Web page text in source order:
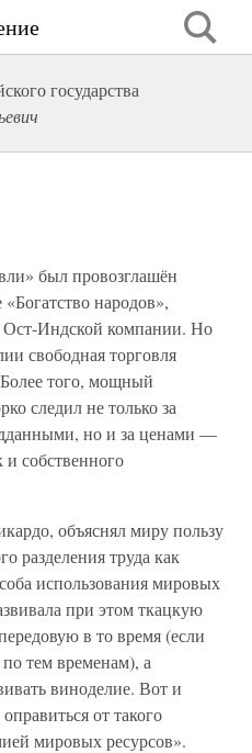
государства
был провозглашён
народов»,
Ост-Индской компании. Но
свободная торговля
Более того, мощный
следил не только за
но и за ценами —
собственного
объяснял миру пользу
разделения труда как
использования мировых
при этом ткацкую
в то время (если
по тем временам), а
виноделие. Вот и
от такого
мировых ресурсов».